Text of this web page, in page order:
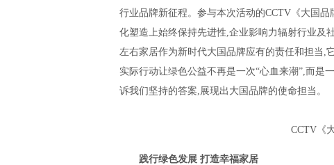
行业品牌新征程。参与本次活动的CCTV《大国
化塑造上始终保持先进性,企业影响力辐射行业及
左右家居作为新时代大国品牌应有的责任和担当,
实际行动让绿色公益不再是一次“心血来潮”,而是
诉我们坚持的答案,展现出大国品牌的使命担当。
CCTV《
践行绿色发展 打造幸福家居